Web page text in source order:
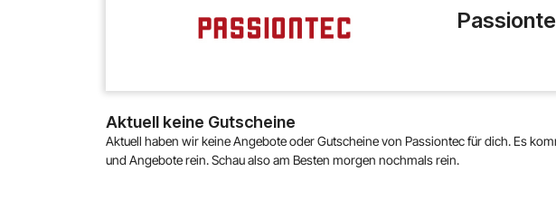
Aktuell keine Gutscheine
Aktuell haben wir keine Angebote oder Gutscheine von Passiontec für dich. Es
und Angebote rein. Schau also am Besten morgen nochmals rein.